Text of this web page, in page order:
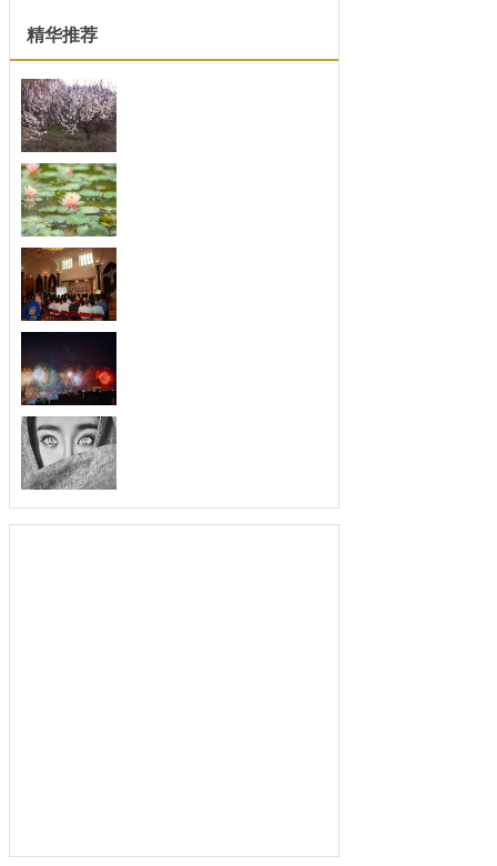
精华推荐
什么面相的女人会越来
什么面相的女人会越来越胖 都
说女人...
警惕易出现中年危机的
中年，应该是一个人最好的时期，
这时事...
如何看手相 1.耳垂厚大 耳垂厚
大之...
卧蚕眼透露出哪些好运
不少人以有卧蚕眼而为荣，除了跟
有钱人的面相特征